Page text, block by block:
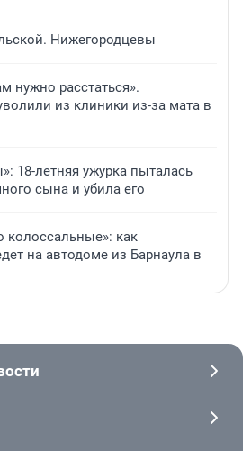
Нижегородцевы
нужно расстаться».
из клиники из-за мата в
18-летняя ужурка пыталась
сына и убила его
колоссальные»: как
на автодоме из Барнаула в